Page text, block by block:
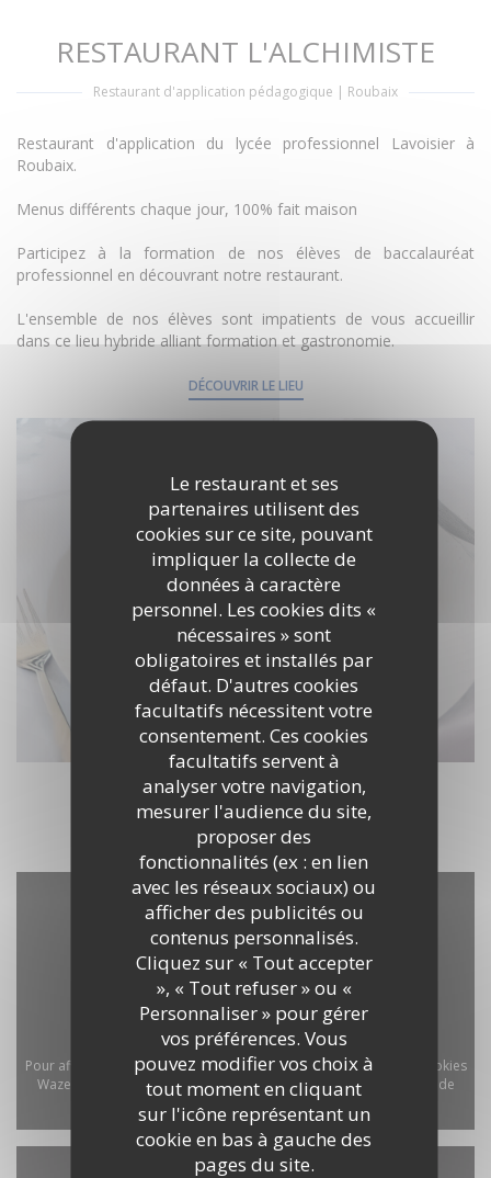
Le restaurant et ses
partenaires utilisent des
cookies sur ce site, pouvant
impliquer la collecte de
données à caractère
personnel. Les cookies dits «
nécessaires » sont
obligatoires et installés par
défaut. D'autres cookies
facultatifs nécessitent votre
consentement. Ces cookies
facultatifs servent à
analyser votre navigation,
mesurer l'audience du site,
proposer des
fonctionnalités (ex : en lien
avec les réseaux sociaux) ou
afficher des publicités ou
contenus personnalisés.
Cliquez sur « Tout accepter
», « Tout refuser » ou «
Personnaliser » pour gérer
vos préférences. Vous
pouvez modifier vos choix à
tout moment en cliquant
sur l'icône représentant un
cookie en bas à gauche des
pages du site.
RESTAURANT L'ALCHIMISTE
Restaurant d'application pédagogique | Roubaix
Restaurant d'application du lycée professionnel Lavoisier à
Roubaix.
Menus différents chaque jour, 100% fait maison
Participez à la formation de nos élèves de baccalauréat
professionnel en découvrant notre restaurant.
L'ensemble de nos élèves sont impatients de vous accueillir
dans ce lieu hybride alliant formation et gastronomie.
DÉCOUVRIR LE LIEU
Pour afficher la carte interactive Waze, vous devez accepter les cookies
Waze Map (Google). Ces cookies peuvent collecter des données de
navigation et de localisation.
Autoriser